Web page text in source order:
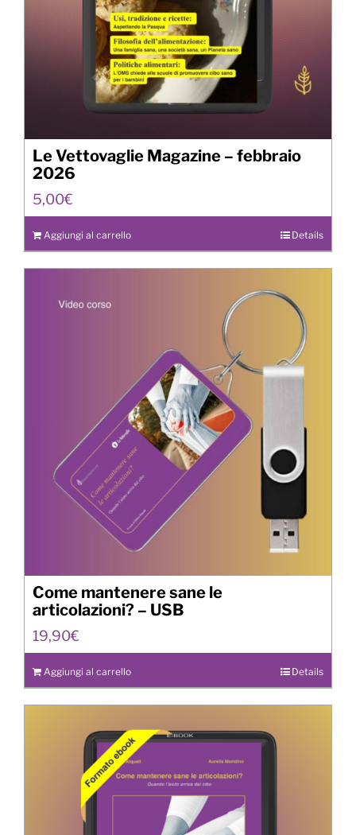
Le Vettovaglie Magazine – febbraio
2026
5,00€
Aggiungi al carrello Details
Come mantenere sane le
articolazioni? – USB
19,90€
Aggiungi al carrello Details